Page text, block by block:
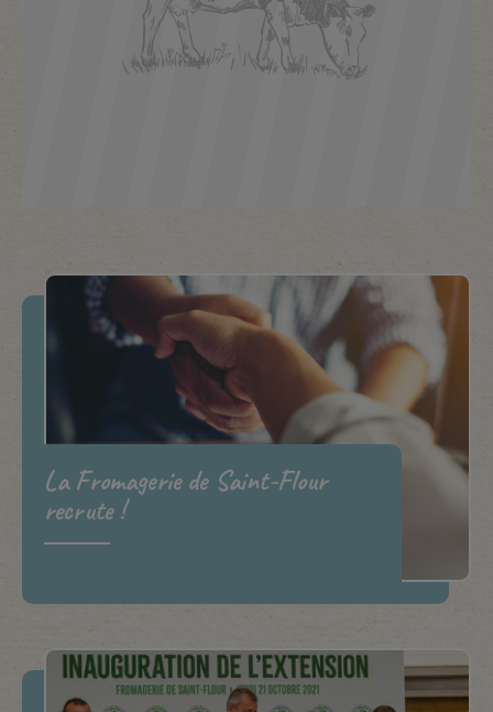
La Fromagerie de Saint-Flour
recrute !